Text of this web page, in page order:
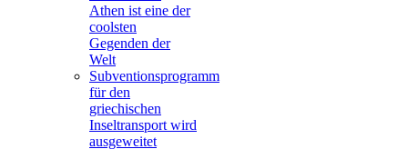
Athen ist eine der
coolsten
Gegenden der
Welt
Subventionsprogramm
für den
griechischen
Inseltransport wird
ausgeweitet